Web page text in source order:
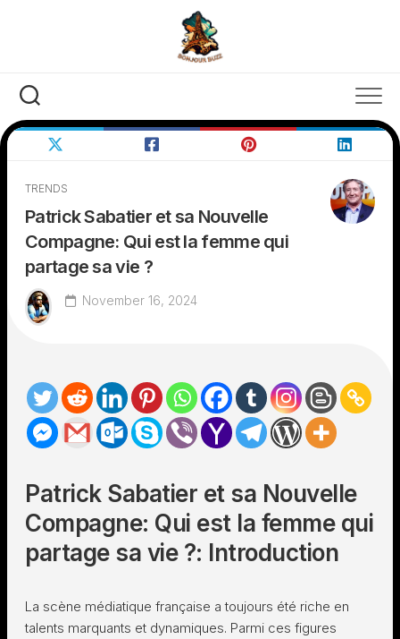
TRENDS
Patrick Sabatier et sa Nouvelle
Compagne: Qui est la femme qui
partage sa vie ?
November 16, 2024
Patrick Sabatier et sa Nouvelle
Compagne: Qui est la femme qui
partage sa vie ?: Introduction
La scène médiatique française a toujours été riche en
talents marquants et dynamiques. Parmi ces figures